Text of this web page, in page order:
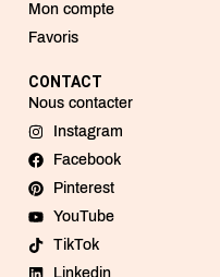
Mon compte
Favoris
CONTACT
Nous contacter
Instagram
Facebook
Pinterest
YouTube
TikTok
Linkedin